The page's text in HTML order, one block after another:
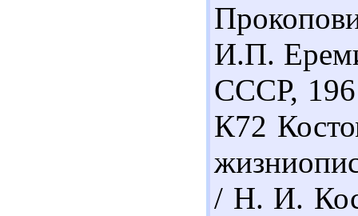
И.П.
СССР,
К72
/ Н. И.